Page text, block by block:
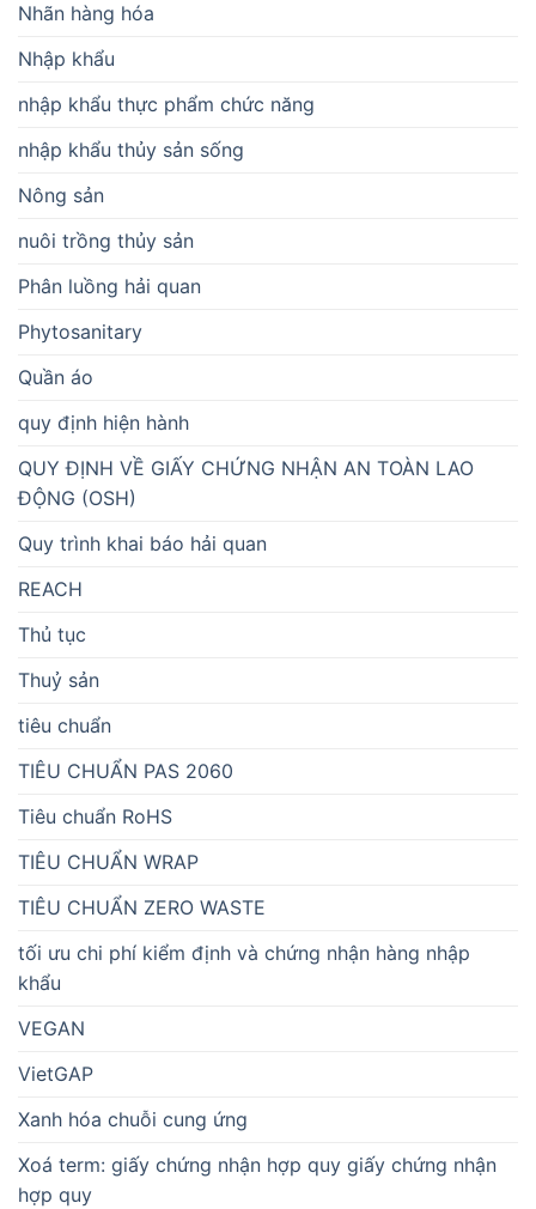
Nhãn hàng hóa
Nhập khẩu
nhập khẩu thực phẩm chức năng
nhập khẩu thủy sản sống
Nông sản
nuôi trồng thủy sản
Phân luồng hải quan
Phytosanitary
Quần áo
quy định hiện hành
QUY ĐỊNH VỀ GIẤY CHỨNG NHẬN AN TOÀN LAO
ĐỘNG (OSH)
Quy trình khai báo hải quan
REACH
Thủ tục
Thuỷ sản
tiêu chuẩn
TIÊU CHUẨN PAS 2060
Tiêu chuẩn RoHS
TIÊU CHUẨN WRAP
TIÊU CHUẨN ZERO WASTE
tối ưu chi phí kiểm định và chứng nhận hàng nhập
khẩu
VEGAN
VietGAP
Xanh hóa chuỗi cung ứng
Xoá term: giấy chứng nhận hợp quy giấy chứng nhận
hợp quy